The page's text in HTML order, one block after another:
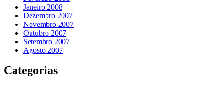
Janeiro 2008
Dezembro 2007
Novembro 2007
Outubro 2007
Setembro 2007
Agosto 2007
Categorias